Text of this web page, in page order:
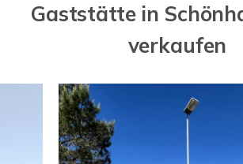
Gaststätte in
verkaufen